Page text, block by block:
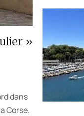
»
dans
Corse.